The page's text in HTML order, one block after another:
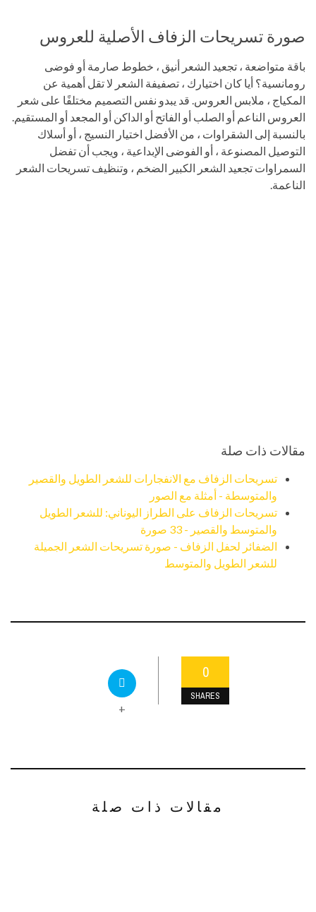
صورة تسريحات الزفاف الأصلية للعروس
باقة متواضعة ، تجعيد الشعر أنيق ، خطوط صارمة أو فوضى
رومانسية؟ أيا كان اختيارك ، تصفيفة الشعر لا تقل أهمية عن
المكياج ، ملابس العروس. قد يبدو نفس التصميم مختلفًا على شعر
العروس الناعم أو الصلب أو الفاتح أو الداكن أو المجعد أو المستقيم.
بالنسبة إلى الشقراوات ، من الأفضل اختيار النسيج ، أو أسلاك
التوصيل المصنوعة ، أو الفوضى الإبداعية ، ويجب أن تفضل
السمراوات تجعيد الشعر الكبير الضخم ، وتنظيف تسريحات الشعر
الناعمة.
مقالات ذات صلة
تسريحات الزفاف مع الانفجارات للشعر الطويل والقصير
والمتوسطة - أمثلة مع الصور
تسريحات الزفاف على الطراز اليوناني: للشعر الطويل
والمتوسط ​​والقصير - 33 صورة
الضفائر لحفل الزفاف - صورة تسريحات الشعر الجميلة
للشعر الطويل والمتوسط
0
SHARES
+
مقالات ذات صلة